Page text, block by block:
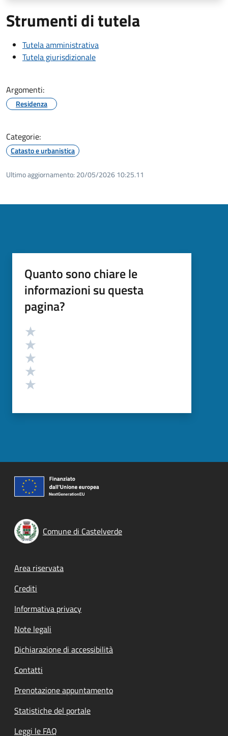
Strumenti di tutela
Tutela amministrativa
Tutela giurisdizionale
Argomenti:
Residenza
Categorie:
Catasto e urbanistica
Ultimo aggiornamento: 20/05/2026 10:25.11
Quanto sono chiare le
informazioni su questa
pagina?
Valutazione
Comune di Castelverde
Footer menu
Area riservata
Crediti
Informativa privacy
Note legali
Dichiarazione di accessibilità
Contatti
Prenotazione appuntamento
Statistiche del portale
Leggi le FAQ